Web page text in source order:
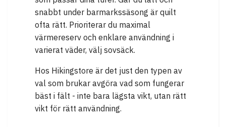
snabbt under barmarkssäsong är quilt
ofta rätt. Prioriterar du maximal
värmereserv och enklare användning i
varierat väder, välj sovsäck.
Hos Hikingstore är det just den typen av
val som brukar avgöra vad som fungerar
bäst i fält - inte bara lägsta vikt, utan rätt
vikt för rätt användning.